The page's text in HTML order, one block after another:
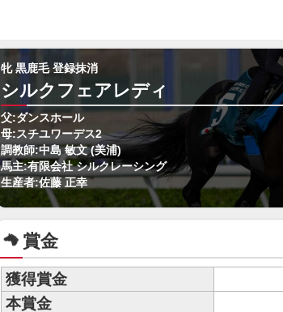
牝 黒鹿毛 登録抹消
シルクフェアレディ
父:ダンスホール
母:スチユワーデス2
調教師:中島 敏文 (美浦)
馬主:有限会社 シルクレーシング
生産者:佐藤 正幸
賞金
獲得賞金
本賞金